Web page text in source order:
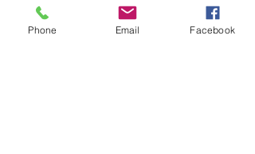
rojos, neroli, nuez, tabaco, patchouli,
láudano, musgo de roble, almizcle, haba
Phone Email Facebook